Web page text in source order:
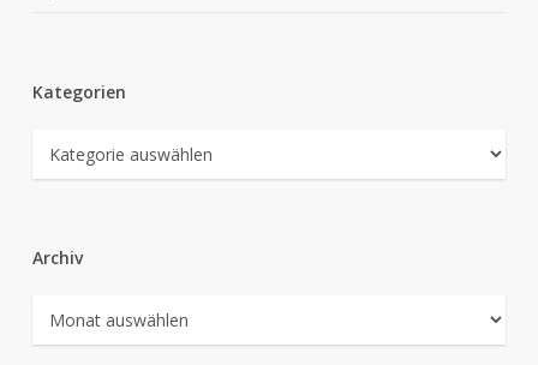
Kategorien
Kategorien
Archiv
Archiv